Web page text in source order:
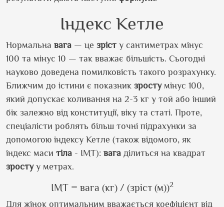
Індекс Кетле
Нормальна вага — це зріст у сантиметрах мінус
100 та мінус 10 — так вважає більшість. Сьогодні
науково доведена помилковість такого розрахунку.
Ближчим до істини є показник зростумінус 100,
який допускає коливання на 2-3 кг у той або інший
бік залежно від конституції, віку та статі. Проте,
спеціалісти роблять більш точні підрахунки за
допомогою індексу Кетле (також відомого, як
індекс маси тіла - ІМТ): вага ділиться на квадрат
зростуу метрах.
ІМТ = вага (кг) / (зріст (м))2
Для жінок оптимальним вважається коефіцієнт від